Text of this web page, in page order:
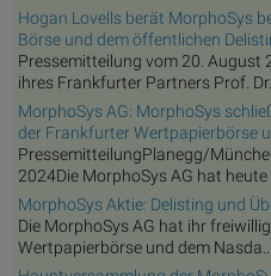
Hogan Lovells berät MorphoSys
Börse und dem öffentlichen
Pressemitteilung vom 20. August
ihres Frankfurter Partners Prof. Dr...
MorphoSys AG: MorphoSys
der Frankfurter Wertpapierbörse
PressemitteilungPlanegg/
2024Die MorphoSys AG hat heute
MorphoSys Aktie: Delisting und
Die MorphoSys AG hat ihr
Wertpapierbörse und dem Nasda...